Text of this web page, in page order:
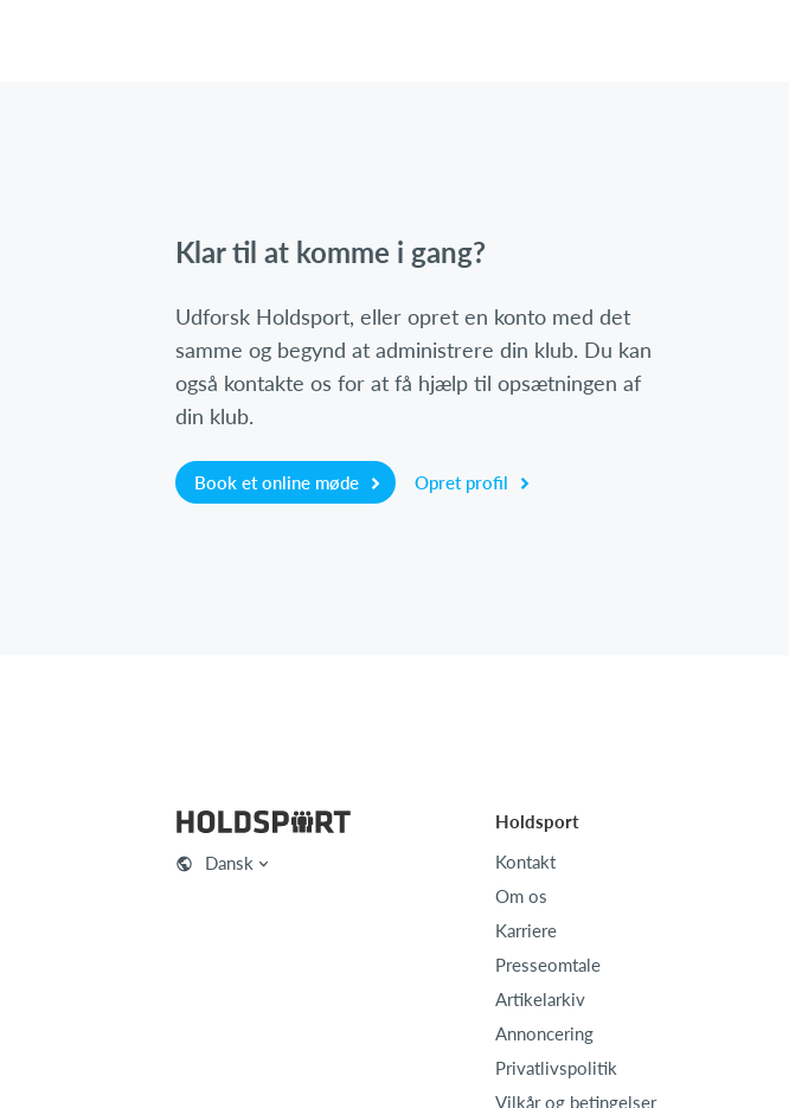
Klar til at komme i gang?
Udforsk Holdsport, eller opret en konto med det
samme og begynd at administrere din klub. Du kan
også kontakte os for at få hjælp til opsætningen af
din klub.
Book et online møde Opret profil
Dansk
Holdsport
Kontakt
Om os
Karriere
Presseomtale
Artikelarkiv
Annoncering
Privatlivspolitik
Vilkår og betingelser